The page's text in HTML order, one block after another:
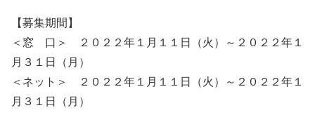
【募集期間】
＜窓 口＞ ２０２２年１月１１日（火）～２０２２年１
月３１日（月）
＜ネット＞ ２０２２年１月１１日（火）～２０２２年１
月３１日（月）